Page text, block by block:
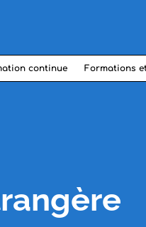
continue Formations